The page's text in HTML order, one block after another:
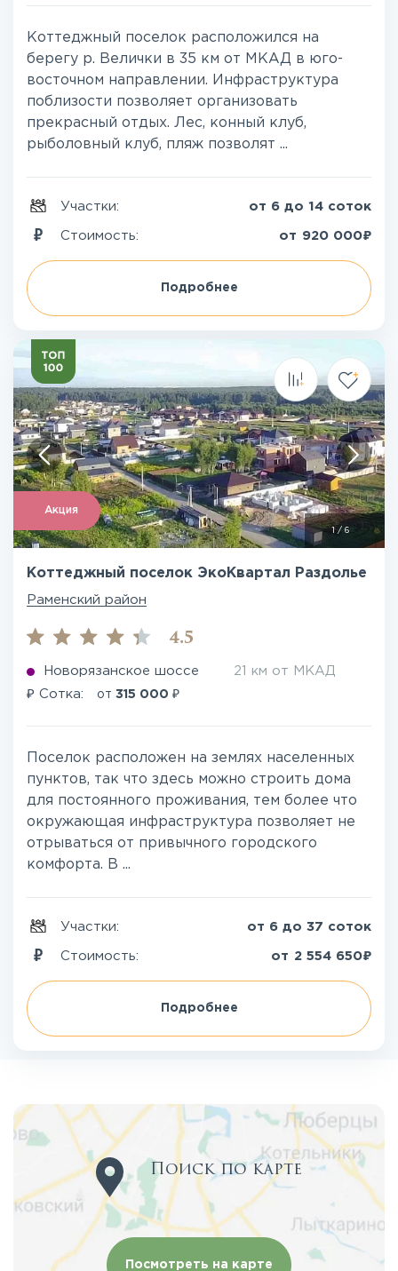
Коттеджный поселок расположился на
берегу р. Велички в 35 км от МКАД в юго-
восточном направлении. Инфраструктура
поблизости позволяет организовать
прекрасный отдых. Лес, конный клуб,
рыболовный клуб, пляж позволят ...
Участки: от 6 до 14 соток
Стоимость: от 920 000₽
Подробнее
Акция
1/ 6
Коттеджный поселок ЭкоКвартал Раздолье
Раменский район
4.5
Новорязанское шоссе 21 км от МКАД
₽ Сотка: от 315 000 ₽
Поселок расположен на землях населенных
пунктов, так что здесь можно строить дома
для постоянного проживания, тем более что
окружающая инфраструктура позволяет не
отрываться от привычного городского
комфорта. В ...
Участки: от 6 до 37 соток
Стоимость: от 2 554 650₽
Подробнее
Поиск по карте
Посмотреть на карте